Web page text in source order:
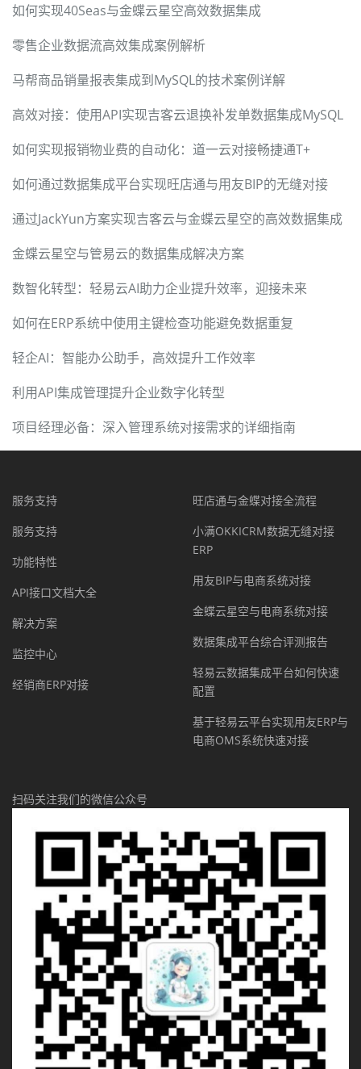
如何实现40Seas与金蝶云星空高效数据集成
零售企业数据流高效集成案例解析
马帮商品销量报表集成到MySQL的技术案例详解
高效对接：使用API实现吉客云退换补发单数据集成MySQL
如何实现报销物业费的自动化：道一云对接畅捷通T+
如何通过数据集成平台实现旺店通与用友BIP的无缝对接
通过JackYun方案实现吉客云与金蝶云星空的高效数据集成
金蝶云星空与管易云的数据集成解决方案
数智化转型：轻易云AI助力企业提升效率，迎接未来
如何在ERP系统中使用主键检查功能避免数据重复
轻企AI：智能办公助手，高效提升工作效率
利用API集成管理提升企业数字化转型
项目经理必备：深入管理系统对接需求的详细指南
服务支持
服务支持
功能特性
API接口文档大全
解决方案
监控中心
经销商ERP对接
旺店通与金蝶对接全流程
小满OKKICRM数据无缝对接
ERP
用友BIP与电商系统对接
金蝶云星空与电商系统对接
数据集成平台综合评测报告
轻易云数据集成平台如何快速
配置
基于轻易云平台实现用友ERP与
电商OMS系统快速对接
扫码关注我们的微信公众号